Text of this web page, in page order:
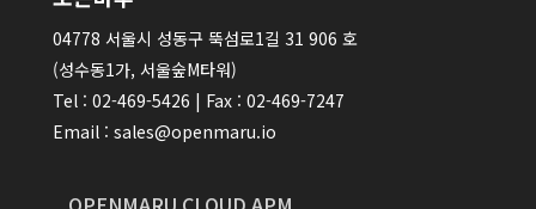
04778 서울시 성동구 뚝섬로1길 31 906 호
(성수동1가, 서울숲M타워)
Tel : 02-469-5426 | Fax : 02-469-7247
Email : sales@openmaru.io